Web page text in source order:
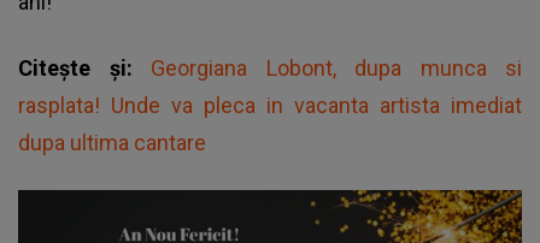
Citește și: Georgiana Lobont, dupa munca si
rasplata! Unde va pleca in vacanta artista imediat
dupa ultima cantare